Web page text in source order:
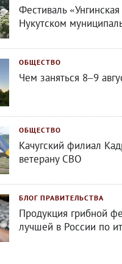
Фестиваль
Нукутском
ОБЩЕСТВО
Чем заняться 8–9
ОБЩЕСТВО
Качугский филиал
ветерану СВО
БЛОГ ПРАВИТЕЛЬСТВА
Продукция грибной
лучшей в России по